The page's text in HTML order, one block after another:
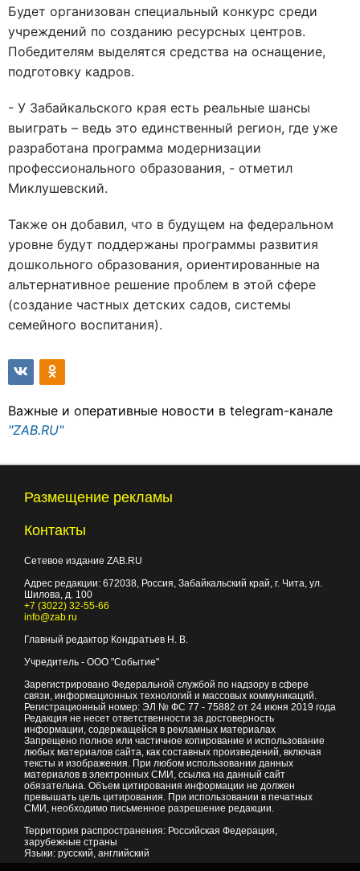
Будет организован специальный конкурс среди
учреждений по созданию ресурсных центров.
Победителям выделятся средства на оснащение,
подготовку кадров.
- У Забайкальского края есть реальные шансы
выиграть – ведь это единственный регион, где уже
разработана программа модернизации
профессионального образования, - отметил
Миклушевский.
Также он добавил, что в будущем на федеральном
уровне будут поддержаны программы развития
дошкольного образования, ориентированные на
альтернативное решение проблем в этой сфере
(создание частных детских садов, системы
семейного воспитания).
Важные и оперативные новости в telegram-канале
"ZAB.RU"
Размещение рекламы
Контакты
Сетевое издание ZAB.RU
Адрес редакции: 672038, Россия, Забайкальский край, г. Чита, ул.
Шилова, д. 100
+7 (3022) 32-55-66
info@zab.ru
Главный редактор Кондратьев Н. В.
Учредитель - ООО "Событие"
Зарегистрировано Федеральной службой по надзору в сфере
связи, информационных технологий и массовых коммуникаций.
Регистрационный номер: ЭЛ № ФС 77 - 75882 от 24 июня 2019 года
Редакция не несет ответственности за достоверность
информации, содержащейся в рекламных материалах
Запрещено полное или частичное копирование и использование
любых материалов сайта, как составных произведений, включая
тексты и изображения. При любом использовании данных
материалов в электронных СМИ, ссылка на данный сайт
обязательна. Объем цитирования информации не должен
превышать цель цитирования. При использовании в печатных
СМИ, необходимо письменное разрешение редакции.
Территория распространения: Российская Федерация,
зарубежные страны
Языки: русский, английский